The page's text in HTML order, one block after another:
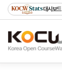
기
기
기
content)
가
대시보드